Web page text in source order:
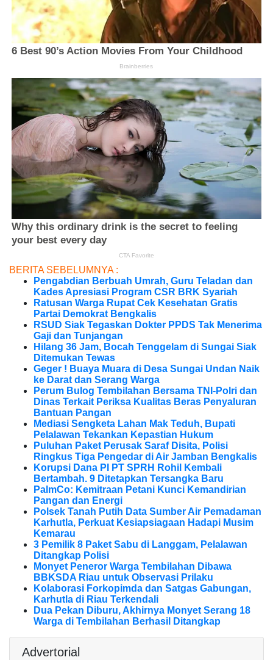
BERITA SEBELUMNYA :
Pengabdian Berbuah Umrah, Guru Teladan dan
Kades Apresiasi Program CSR BRK Syariah
Ratusan Warga Rupat Cek Kesehatan Gratis
Partai Demokrat Bengkalis
RSUD Siak Tegaskan Dokter PPDS Tak Menerima
Gaji dan Tunjangan
Hilang 36 Jam, Bocah Tenggelam di Sungai Siak
Ditemukan Tewas
Geger ! Buaya Muara di Desa Sungai Undan Naik
ke Darat dan Serang Warga
Perum Bulog Tembilahan Bersama TNI-Polri dan
Dinas Terkait Periksa Kualitas Beras Penyaluran
Bantuan Pangan
Mediasi Sengketa Lahan Mak Teduh, Bupati
Pelalawan Tekankan Kepastian Hukum
Puluhan Paket Perusak Saraf Disita, Polisi
Ringkus Tiga Pengedar di Air Jamban Bengkalis
Korupsi Dana PI PT SPRH Rohil Kembali
Bertambah. 9 Ditetapkan Tersangka Baru
PalmCo: Kemitraan Petani Kunci Kemandirian
Pangan dan Energi
Polsek Tanah Putih Data Sumber Air Pemadaman
Karhutla, Perkuat Kesiapsiagaan Hadapi Musim
Kemarau
3 Pemilik 8 Paket Sabu di Langgam, Pelalawan
Ditangkap Polisi
Monyet Peneror Warga Tembilahan Dibawa
BBKSDA Riau untuk Observasi Prilaku
Kolaborasi Forkopimda dan Satgas Gabungan,
Karhutla di Riau Terkendali
Dua Pekan Diburu, Akhirnya Monyet Serang 18
Warga di Tembilahan Berhasil Ditangkap
Advertorial